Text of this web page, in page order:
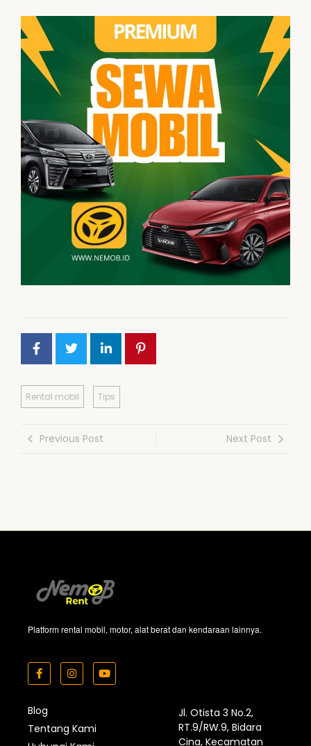
Rental mobil Tips
Previous Post Next Post
Platform rental mobil, motor, alat berat dan kendaraan lainnya.
Blog
Tentang Kami
Jl. Otista 3 No.2,
RT.9/RW.9, Bidara
Cina, Kecamatan